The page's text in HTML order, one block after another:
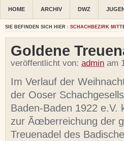
HOME ARCHIV DWZ
SIE BEFINDEN SICH HIER : SCHACHBEZIRK
Goldene
veröffentlicht von: admin am
Im Verlauf der
der Ooser
Baden-Baden 1922 e.V.
zur Ãœberreichung der
Treuenadel des